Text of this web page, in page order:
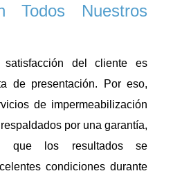
Todos Nuestros
del cliente es
de presentación. Por eso,
de impermeabilización
por una garantía,
que los resultados se
condiciones durante